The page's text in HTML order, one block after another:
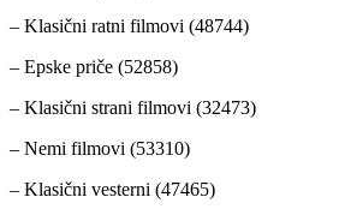
– Klasični ratni filmovi (48744)
– Epske priče (52858)
– Klasični strani filmovi (32473)
– Nemi filmovi (53310)
– Klasični vesterni (47465)